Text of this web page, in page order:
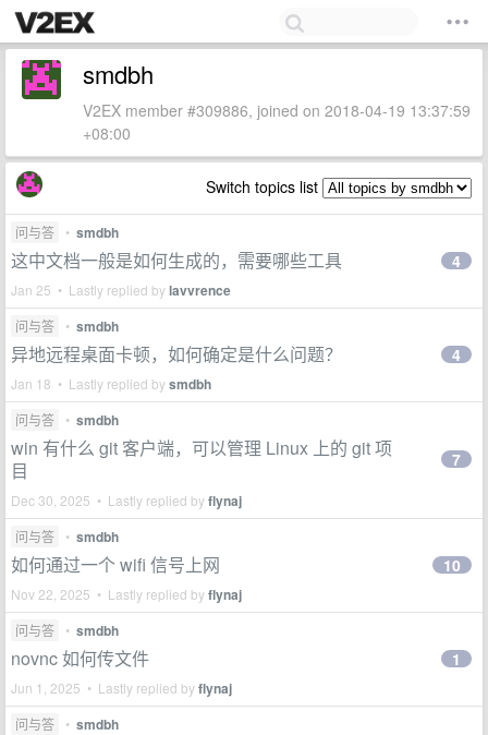
smdbh
V2EX member #309886, joined on 2018-04-19 13:37:59
+08:00
Switch topics list
问与答 • smdbh
这中文档一般是如何生成的，需要哪些工具
Jan 25 • Lastly replied bylavvrence
4
问与答 • smdbh
异地远程桌面卡顿，如何确定是什么问题？
Jan 18 • Lastly replied bysmdbh
4
问与答 • smdbh
win 有什么 git 客户端，可以管理 Linux 上的 git 项
目
Dec 30, 2025 • Lastly replied byflynaj
7
问与答 • smdbh
如何通过一个 wifi 信号上网
Nov 22, 2025 • Lastly replied byflynaj
10
问与答 • smdbh
novnc 如何传文件
Jun 1, 2025 • Lastly replied byflynaj
1
问与答 • smdbh